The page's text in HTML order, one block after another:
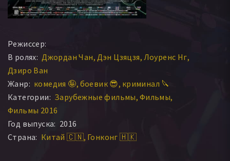
Режиссер:
В ролях: Джордан Чан Дэн Цзяцзя Лоуренс Нг
Дзиро Ван
Жанр: комедия 🤪 боевик 😎 криминал 🔪
Категории: Зарубежные фильмы Фильмы
Фильмы 2016
Год выпуска: 2016
Страна: Китай 🇨🇳 Гонконг 🇭🇰